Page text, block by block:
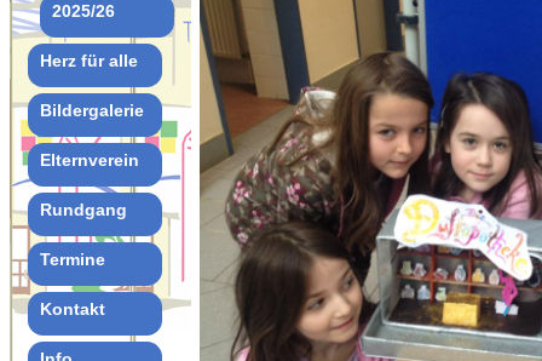
2025/26
Herz für alle
Bildergalerie
Elternverein
Rundgang
Termine
Kontakt